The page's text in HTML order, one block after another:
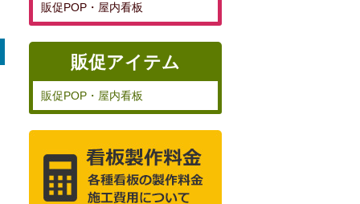
販促POP・屋内看板
販促アイテム
販促POP・屋内看板